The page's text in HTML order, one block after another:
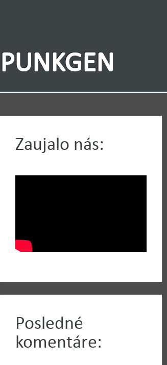
PUNKGEN
Zaujalo nás:
Posledné
komentáre: